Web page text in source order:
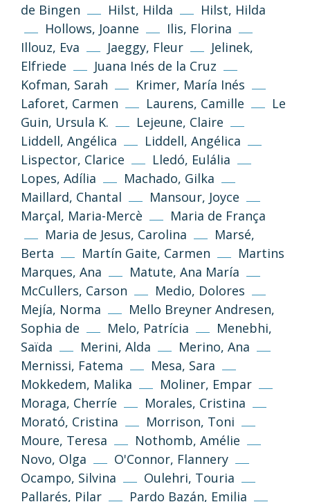
de Bingen
Hilst, Hilda
Hilst, Hilda
Hollows, Joanne
Ilis, Florina
Illouz, Eva
Jaeggy, Fleur
Jelinek,
Elfriede
Juana Inés de la Cruz
Kofman, Sarah
Krimer, María Inés
Laforet, Carmen
Laurens, Camille
Le
Guin, Ursula K.
Lejeune, Claire
Liddell, Angélica
Liddell, Angélica
Lispector, Clarice
Lledó, Eulália
Lopes, Adília
Machado, Gilka
Maillard, Chantal
Mansour, Joyce
Marçal, Maria-Mercè
Maria de França
Maria de Jesus, Carolina
Marsé,
Berta
Martín Gaite, Carmen
Martins
Marques, Ana
Matute, Ana María
McCullers, Carson
Medio, Dolores
Mejía, Norma
Mello Breyner Andresen,
Sophia de
Melo, Patrícia
Menebhi,
Saïda
Merini, Alda
Merino, Ana
Mernissi, Fatema
Mesa, Sara
Mokkedem, Malika
Moliner, Empar
Moraga, Cherríe
Morales, Cristina
Morató, Cristina
Morrison, Toni
Moure, Teresa
Nothomb, Amélie
Novo, Olga
O'Connor, Flannery
Ocampo, Silvina
Oulehri, Touria
Pallarés, Pilar
Pardo Bazán, Emilia
(CC-BY-NC-SA 3.0)
Go Top
Unless otherwise stated, the texts and
images on this website are published under
the Creative Commons 3.0 Attribution–
NonCommercial–ShareAlike (CC BY-NC-SA
3.0) license.
Information and standards
Privacy Policy Legal Notice